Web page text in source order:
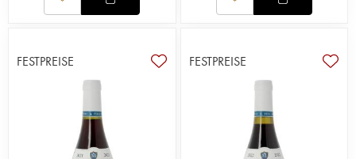
FESTPREISE FESTPREISE